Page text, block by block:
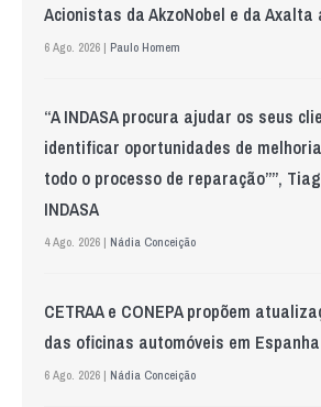
Acionistas da AkzoNobel e da
6 Ago. 2026 | Paulo Homem
“A INDASA procura ajudar os seus
identificar oportunidades de
todo o processo de reparação””,
INDASA
4 Ago. 2026 | Nádia Conceição
CETRAA e CONEPA propõem
das oficinas automóveis em Espanha
6 Ago. 2026 | Nádia Conceição